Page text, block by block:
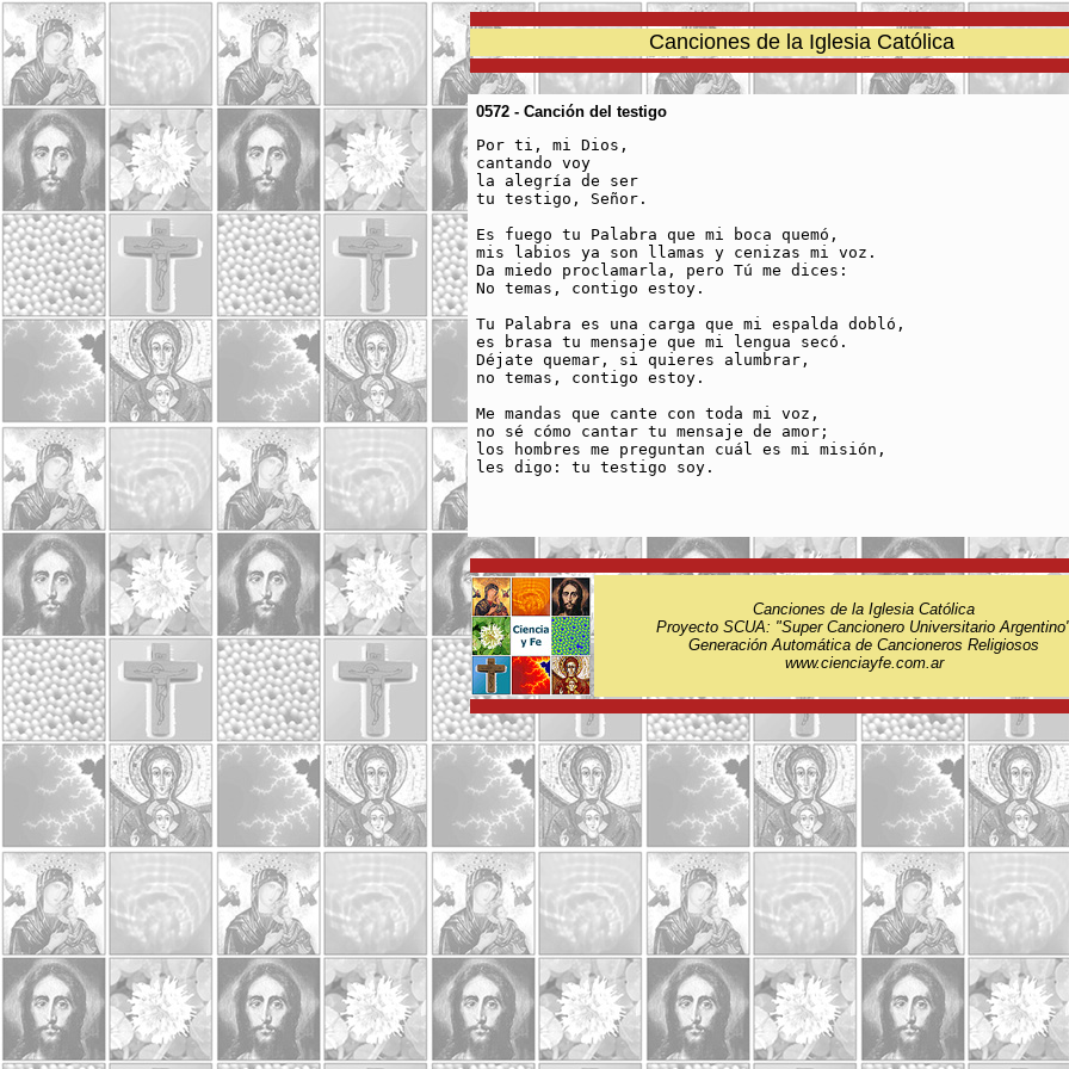
Canciones de la Iglesia Católica
0572 - Canción del testigo
Por ti, mi Dios,
cantando voy
la alegría de ser
tu testigo, Señor.
Es fuego tu Palabra que mi boca quemó,
mis labios ya son llamas y cenizas mi voz.
Da miedo proclamarla, pero Tú me dices:
No temas, contigo estoy.
Tu Palabra es una carga que mi espalda dobló,
es brasa tu mensaje que mi lengua secó.
Déjate quemar, si quieres alumbrar,
no temas, contigo estoy.
Me mandas que cante con toda mi voz,
no sé cómo cantar tu mensaje de amor;
los hombres me preguntan cuál es mi misión,
les digo: tu testigo soy.
Canciones de la Iglesia Católica
Proyecto SCUA: "Super Cancionero Universitario
Generación Automática de Cancioneros Religiosos
www.cienciayfe.com.ar